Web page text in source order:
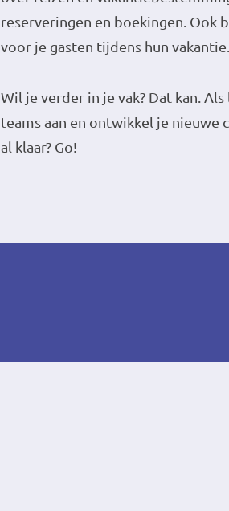
reserveringen en boekingen. Ook
voor je gasten tijdens hun vakantie.
Wil je verder in je vak? Dat kan.
teams aan en ontwikkel je nieuwe
al klaar? Go!